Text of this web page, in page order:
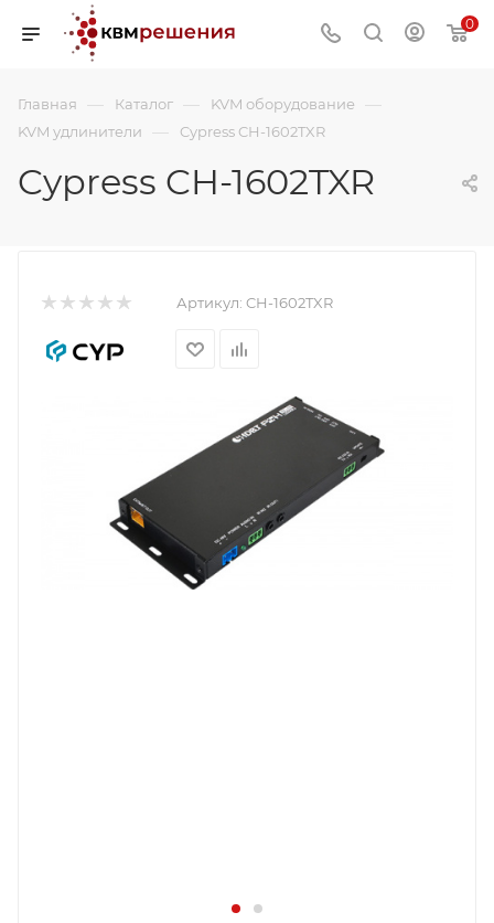
0
Главная — Каталог — KVM оборудование —
KVM удлинители — Cypress CH-1602TXR
Cypress CH-1602TXR
Артикул: CH-1602TXR